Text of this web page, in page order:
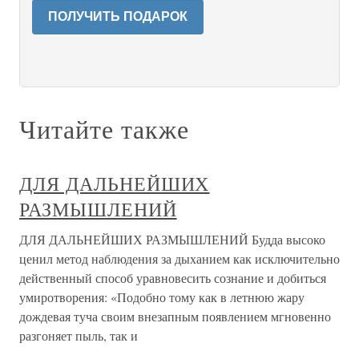
ПОЛУЧИТЬ ПОДАРОК
Читайте также
ДЛЯ ДАЛЬНЕЙШИХ
РАЗМЫШЛЕНИЙ
ДЛЯ ДАЛЬНЕЙШИХ РАЗМЫШЛЕНИЙ Будда высоко
ценил метод наблюдения за дыханием как исключительно
действенный способ уравновесить сознание и добиться
умиротворения: «Подобно тому как в летнюю жару
дождевая туча своим внезапным появлением мгновенно
разгоняет пыль, так и